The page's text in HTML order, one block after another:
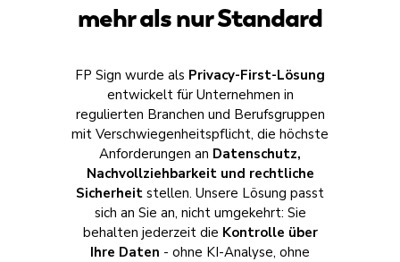
Mehr erfahren
Mehr erfahren
mehr als nur Standard
FP Sign wurde als Privacy-First-Lösung
entwickelt für Unternehmen in
regulierten Branchen und Berufsgruppen
mit Verschwiegenheitspflicht, die höchste
Anforderungen an Datenschutz,
Nachvollziehbarkeit und rechtliche
Sicherheit stellen. Unsere Lösung passt
sich an Sie an, nicht umgekehrt: Sie
behalten jederzeit die Kontrolle über
Ihre Daten - ohne KI-Analyse, ohne